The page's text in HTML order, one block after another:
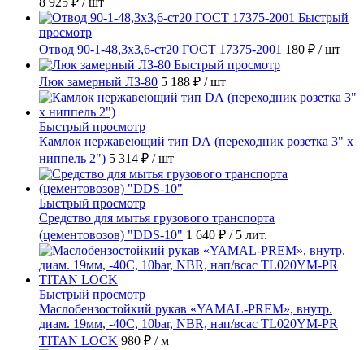
Быстрый
просмотр
Отвод 90-1-48,3х3,6-ст20 ГОСТ 17375-2001 180 ₽ / шт
Быстрый просмотр
Люк замерный ЛЗ-80 5 188 ₽ / шт
Быстрый просмотр
Камлок нержавеющий тип DА (переходник розетка 3" х
ниппель 2") 5 314 ₽ / шт
Быстрый просмотр
Средство для мытья грузового транспорта
(цементовозов) "DDS-10" 1 640 ₽ / 5 лит.
Быстрый просмотр
Маслобензостойкий рукав «YAMAL-PREM», внутр.
диам. 19мм, -40C, 10bar, NBR, нап/всас TL020YM-PR
TITAN LOCK 980 ₽ / м